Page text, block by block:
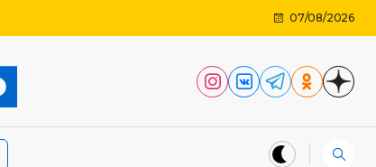
07/08/2026